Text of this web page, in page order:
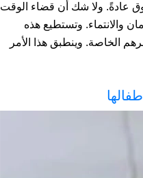
عادةً. ولا شك أن قضاء الوقت
والانتماء. وتستطيع هذه
الخاصة. وينطبق هذا الأمر
أطفالها